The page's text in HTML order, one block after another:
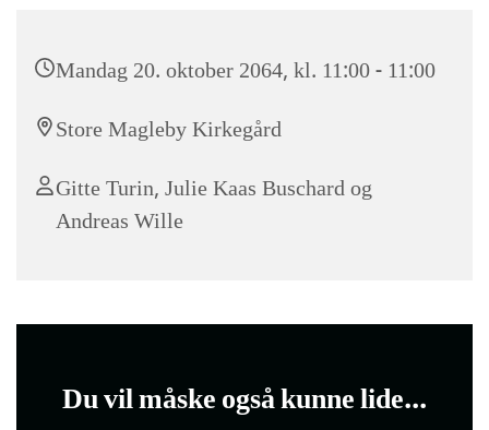
Mandag 20. oktober 2064, kl. 11:00 - 11:00
Store Magleby Kirkegård
Gitte Turin, Julie Kaas Buschard og
Andreas Wille
Du vil måske også kunne lide...